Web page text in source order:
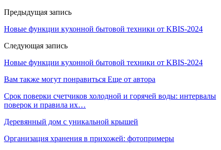
Предыдущая запись
Новые функции кухонной бытовой техники от KBIS-2024
Следующая запись
Новые функции кухонной бытовой техники от KBIS-2024
Вам также могут понравиться Еще от автора
Срок поверки счетчиков холодной и горячей воды: интервалы
поверок и правила их…
Деревянный дом с уникальной крышей
Организация хранения в прихожей: фотопримеры